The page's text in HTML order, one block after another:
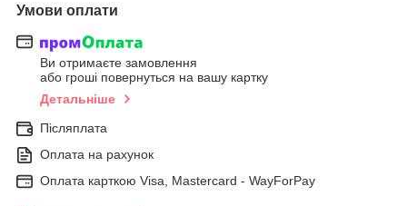
Умови оплати
Ви отримаєте замовлення
або гроші повернуться на вашу картку
Детальніше
Післяплата
Оплата на рахунок
Оплата карткою Visa, Mastercard - WayForPay